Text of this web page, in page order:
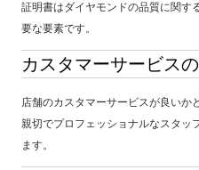
証明書はダイヤモンドの品質に関す
要な要素です。
カスタマーサービス
店舗のカスタマーサービスが良いか
親切でプロフェッショナルなスタッ
ます。